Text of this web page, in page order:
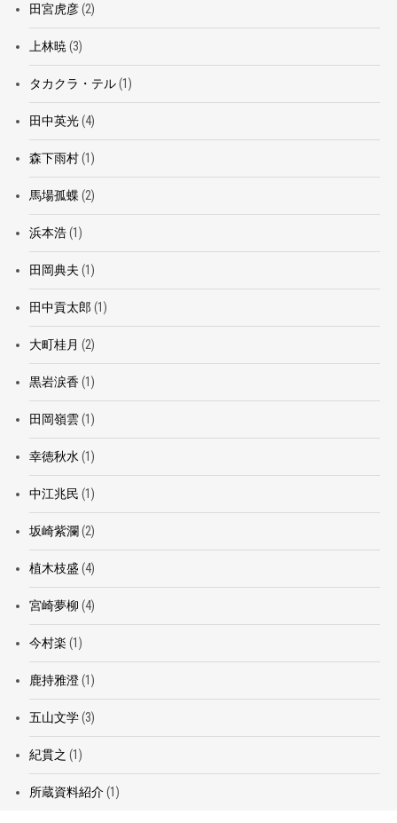
田宮虎彦(2)
上林暁 (3)
タカクラ・テル(1)
田中英光(4)
森下雨村(1)
馬場孤蝶 (2)
浜本浩(1)
田岡典夫 (1)
田中貢太郎 (1)
大町桂月 (2)
黒岩涙香(1)
田岡嶺雲(1)
幸徳秋水 (1)
中江兆民 (1)
坂崎紫瀾 (2)
植木枝盛 (4)
宮崎夢柳 (4)
今村楽 (1)
鹿持雅澄(1)
五山文学(3)
紀貫之 (1)
所蔵資料紹介(1)